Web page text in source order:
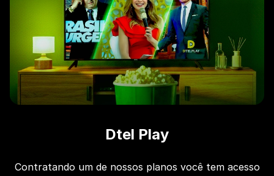
Dtel Play
Contratando um de nossos planos você tem acesso